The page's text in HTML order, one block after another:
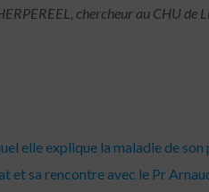
chercheur au CHU de
elle explique la maladie de son
et sa rencontre avec le Pr